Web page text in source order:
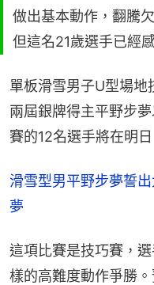
做出基本動作，翻騰
但這名21歲選手已經
單板滑雪男子U型場
兩屆銀牌得主平野步
賽的12名選手將在明
滑雪型男平野步夢誓
夢
這項比賽是技巧賽，
樣的高難度動作爭勝